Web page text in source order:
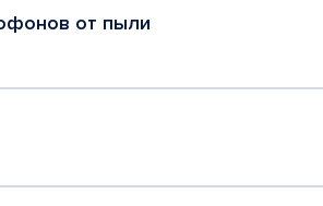
от пыли